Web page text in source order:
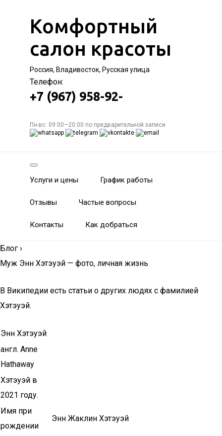
Комфортный
салон красоты
Россия, Владивосток, Русская улица
Телефон:
+7 (967) 958-92-
Пн-вс: 09:00—20:00 по предварительной записи
Услуги и цены График работы
Отзывы Частые вопросы
Контакты Как добраться
Блог ›
Муж Энн Хэтэуэй — фото, личная жизнь
В Википедии есть статьи о других людях с фамилией
Хэтэуэй.
Энн Хэтэуэй
англ. Anne
Hathaway
Хэтэуэй в
2021 году.
Имя при
рождении
Энн Жаклин Хэтэуэй